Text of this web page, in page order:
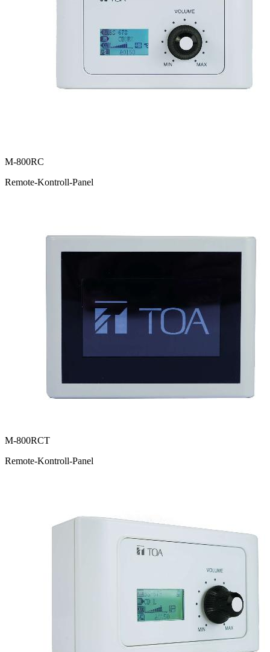
M-800RC
Remote-Kontroll-Panel
M-800RCT
Remote-Kontroll-Panel